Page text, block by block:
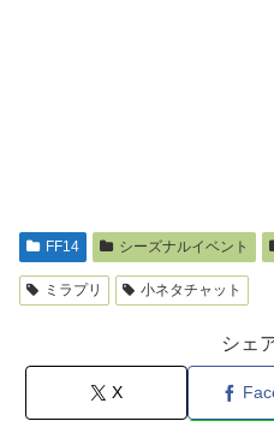
FF14 シーズナルイベント
ミラプリ 小ネタチャット
シェ
X